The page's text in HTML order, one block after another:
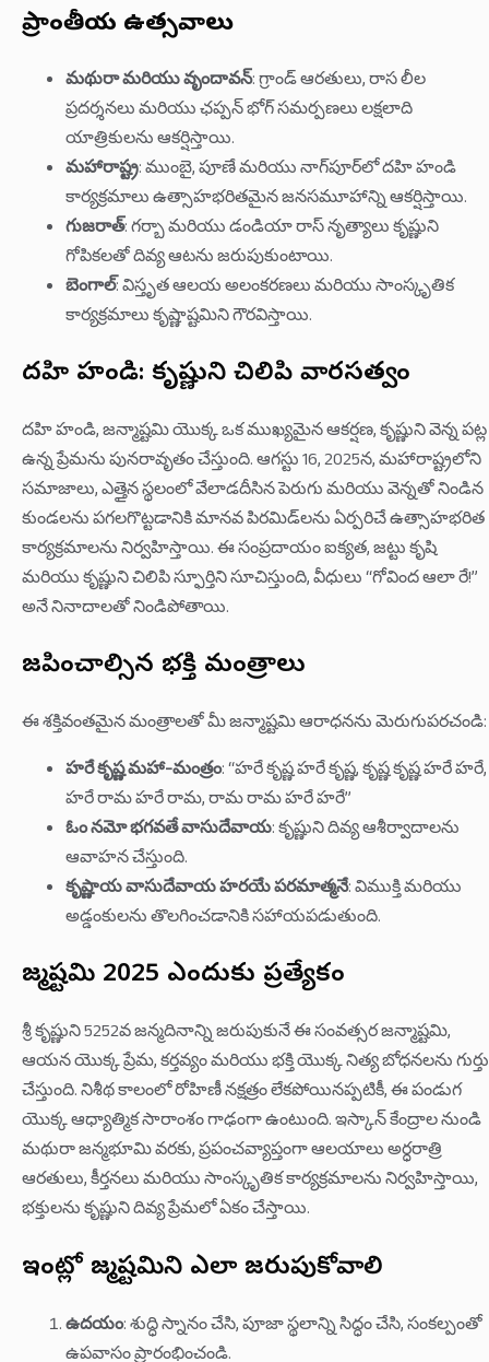
ప్రాంతీయ ఉత్సవాలు
మథురా మరియు వృందావన్: గ్రాండ్ ఆరతులు, రాస లీల
ప్రదర్శనలు మరియు ఛప్పన్ భోగ్ సమర్పణలు లక్షలాది
యాత్రికులను ఆకర్షిస్తాయి.
మహారాష్ట్ర: ముంబై, పూణే మరియు నాగ్‌పూర్‌లో దహి హండి
కార్యక్రమాలు ఉత్సాహభరితమైన జనసమూహాన్ని ఆకర్షిస్తాయి.
గుజరాత్: గర్బా మరియు డండియా రాస్ నృత్యాలు కృష్ణుని
గోపికలతో దివ్య ఆటను జరుపుకుంటాయి.
బెంగాల్: విస్తృత ఆలయ అలంకరణలు మరియు సాంస్కృతిక
కార్యక్రమాలు కృష్ణాష్టమిని గౌరవిస్తాయి.
దహి హండి: కృష్ణుని చిలిపి వారసత్వం
దహి హండి, జన్మాష్టమి యొక్క ఒక ముఖ్యమైన ఆకర్షణ, కృష్ణుని వెన్న పట్ల
ఉన్న ప్రేమను పునరావృతం చేస్తుంది. ఆగస్టు 16, 2025న, మహారాష్ట్రలోని
సమాజాలు, ఎత్తైన స్థలంలో వేలాడదీసిన పెరుగు మరియు వెన్నతో నిండిన
కుండలను పగలగొట్టడానికి మానవ పిరమిడ్‌లను ఏర్పరిచే ఉత్సాహభరిత
కార్యక్రమాలను నిర్వహిస్తాయి. ఈ సంప్రదాయం ఐక్యత, జట్టు కృషి
మరియు కృష్ణుని చిలిపి స్ఫూర్తిని సూచిస్తుంది, వీధులు “గోవింద ఆలా రే!”
అనే నినాదాలతో నిండిపోతాయి.
జపించాల్సిన భక్తి మంత్రాలు
ఈ శక్తివంతమైన మంత్రాలతో మీ జన్మాష్టమి ఆరాధనను మెరుగుపరచండి:
హరే కృష్ణ మహా-మంత్రం: “హరే కృష్ణ హరే కృష్ణ, కృష్ణ కృష్ణ హరే హరే,
హరే రామ హరే రామ, రామ రామ హరే హరే”
ఓం నమో భగవతే వాసుదేవాయ: కృష్ణుని దివ్య ఆశీర్వాదాలను
ఆవాహన చేస్తుంది.
కృష్ణాయ వాసుదేవాయ హరయే పరమాత్మనే: విముక్తి మరియు
అడ్డంకులను తొలగించడానికి సహాయపడుతుంది.
జన్మాష్టమి 2025 ఎందుకు ప్రత్యేకం
శ్రీ కృష్ణుని 5252వ జన్మదినాన్ని జరుపుకునే ఈ సంవత్సర జన్మాష్టమి,
ఆయన యొక్క ప్రేమ, కర్తవ్యం మరియు భక్తి యొక్క నిత్య బోధనలను గుర్తు
చేస్తుంది. నిశీథ కాలంలో రోహిణీ నక్షత్రం లేకపోయినప్పటికీ, ఈ పండుగ
యొక్క ఆధ్యాత్మిక సారాంశం గాఢంగా ఉంటుంది. ఇస్కాన్ కేంద్రాల నుండి
మథురా జన్మభూమి వరకు, ప్రపంచవ్యాప్తంగా ఆలయాలు అర్ధరాత్రి
ఆరతులు, కీర్తనలు మరియు సాంస్కృతిక కార్యక్రమాలను నిర్వహిస్తాయి,
భక్తులను కృష్ణుని దివ్య ప్రేమలో ఏకం చేస్తాయి.
ఇంట్లో జన్మాష్టమిని ఎలా జరుపుకోవాలి
ఉదయం: శుద్ధి స్నానం చేసి, పూజా స్థలాన్ని సిద్ధం చేసి, సంకల్పంతో
ఉపవాసం ప్రారంభించండి.